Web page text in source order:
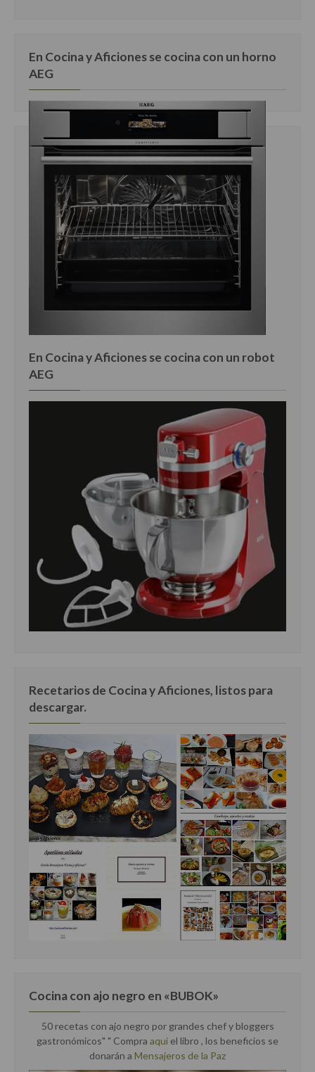
En Cocina y Aficiones se cocina con un horno
AEG
En Cocina y Aficiones se cocina con un robot
AEG
Recetarios de Cocina y Aficiones, listos para
descargar.
Cocina con ajo negro en «BUBOK»
50 recetas con ajo negro por grandes chef y bloggers
gastronómicos" " Compra aqui el libro , los beneficios se
donarán a Mensajeros de la Paz